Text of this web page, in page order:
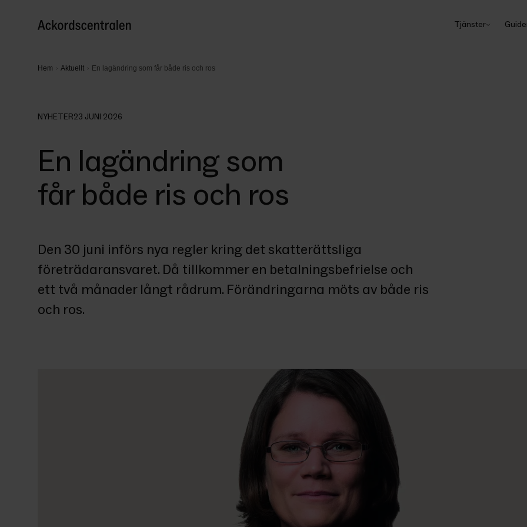
Tjänster
Hem Aktuellt En lagändring som får både ris och ros
NYHETER23 JUNI 2026
En lagändring som
får både ris och ros
Den 30 juni införs nya regler kring det skatterättsliga
företrädaransvaret. Då tillkommer en betalningsbefrielse och
ett två månader långt rådrum. Förändringarna möts av både ris
och ros.